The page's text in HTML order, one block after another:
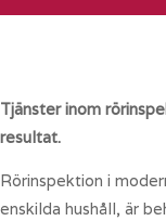
Tjänster inom
resultat.
Rörinspektion i
enskilda hushåll, är